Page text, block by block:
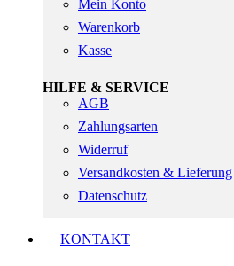
Mein Konto
Warenkorb
Kasse
HILFE & SERVICE
AGB
Zahlungsarten
Widerruf
Versandkosten & Lieferung
Datenschutz
KONTAKT